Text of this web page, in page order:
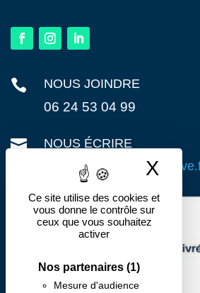
Ce site utilise des cookies et
vous donne le contrôle sur
ceux que vous souhaitez
activer
Nos partenaires (1)
Mesure d'audience
X
 NOUS JOINDRE
06 24 53 04 99

NOUS ÉCRIRE
contact@action-